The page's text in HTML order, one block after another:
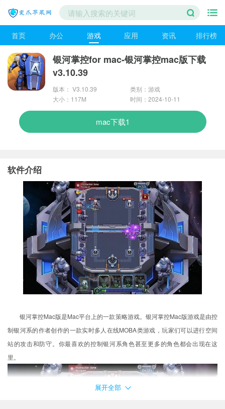
首页 办公 游戏 应用 资讯 排行榜
银河掌控for mac-银河掌控mac版下载
v3.10.39
版本： V3.10.39
类别：游戏
大小：117M
时间：2024-10-11
mac下载1
软件介绍
银河掌控Mac版是Mac平台上的一款策略游戏。银河掌控Mac版游戏是由控
制银河系的作者创作的一款实时多人在线MOBA类游戏，玩家们可以进行空间
站的攻击和防守。你最喜欢的控制银河系角色甚至更多的角色都会出现在这
里。
展开全部